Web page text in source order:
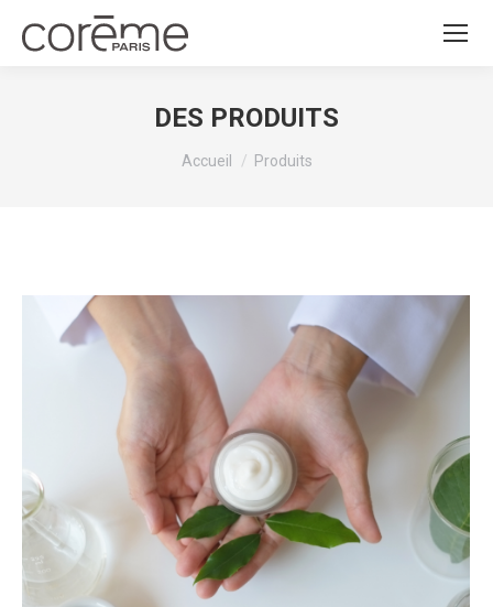
DES PRODUITS
Vous êtes ici :
Accueil Produits